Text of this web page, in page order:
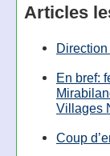
Articles
En bref:
Villages
Coup